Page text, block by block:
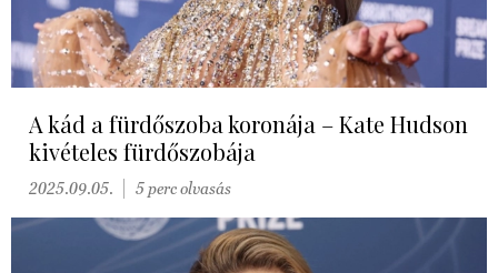
A kád a fürdőszoba koronája – Kate Hudson
kivételes fürdőszobája
2025.09.05. 5 perc olvasás